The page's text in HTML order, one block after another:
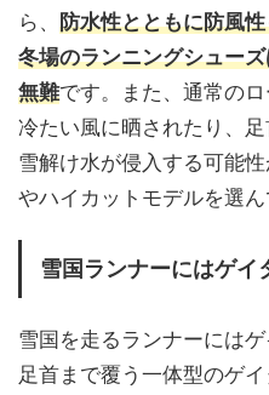
ら、 防水性とともに防風
冬場のランニングシュー
無難です。また、通常の
冷たい風に晒されたり、
雪解け水が侵入する可能
やハイカットモデルを選ん
雪国ランナーにはゲイ
雪国を走るランナーには
足首まで覆う一体型のゲ